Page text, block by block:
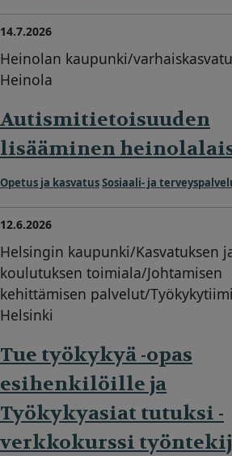
14.7.2026
Heinolan kaupunki/
Heinola
Autismitietoisuuden
lisääminen
Opetus ja kasvatusSosiaali- ja
12.6.2026
Helsingin kaupunki/Kasvatuksen
koulutuksen toimiala/Johtamisen
kehittämisen palvelut/
Helsinki
Tue työkykyä -opas
esihenkilöille ja
Työkykyasiat tutuksi -
verkkokurssi